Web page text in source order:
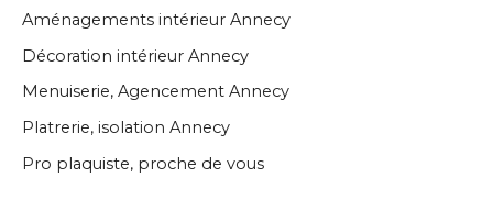
Aménagements intérieur Annecy
Décoration intérieur Annecy
Menuiserie, Agencement Annecy
Platrerie, isolation Annecy
Pro plaquiste, proche de vous